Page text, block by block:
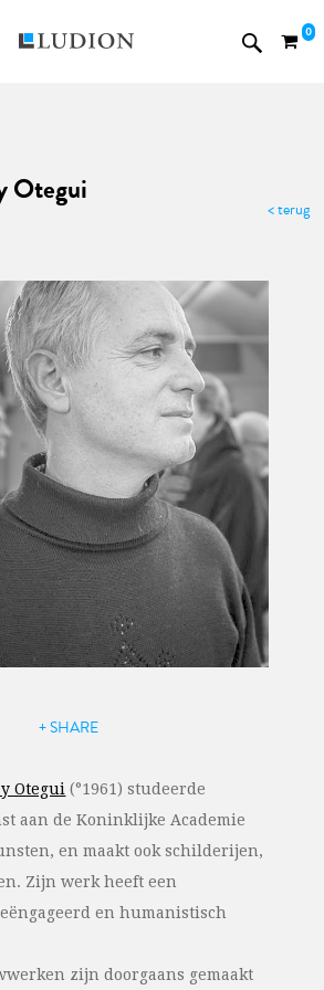
0
Otegui
< terug
+ SHARE
Otegui (°1961) studeerde
aan de Koninklijke Academie
en maakt ook schilderijen,
Zijn werk heeft een
en humanistisch
zijn doorgaans gemaakt